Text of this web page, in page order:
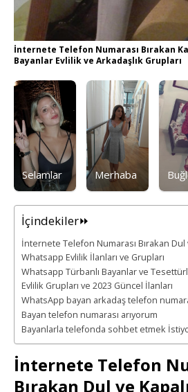
İnternete Telefon Numarası Bırakan
Bayanlar Evlilik ve Arkadaşlık Grupları
Selamlar Merhaba
İçindekiler⏩
İnternete Telefon Numarası Bırakan Dul
Whatsapp Evlilik İlanları ve Grupları
Whatsapp Türbanlı Bayanlar ve
Evlilik Grupları ve 2023 Güncel İlanları
WhatsApp bayan arkadaş telefon
Bayan telefon numarası arıyorum
Bayanlarla telefonda sohbet etmek
İnternete Telefon
Bırakan Dul ve